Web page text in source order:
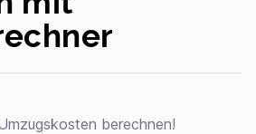
berechnen!